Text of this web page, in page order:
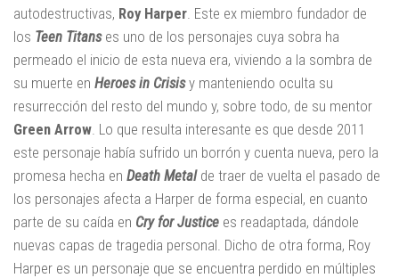
autodestructivas, Roy Harper . Este ex miembro fundador de
los Teen Titanses uno de los personajes cuya sobra ha
permeado el inicio de esta nueva era, viviendo a la sombra de
su muerte en Heroes in Crisisy manteniendo oculta su
resurrección del resto del mundo y, sobre todo, de su mentor
Green Arrow . Lo que resulta interesante es que desde 2011
este personaje había sufrido un borrón y cuenta nueva, pero la
promesa hecha en Death Metalde traer de vuelta el pasado de
los personajes afecta a Harper de forma especial, en cuanto
parte de su caída en Cry for Justice es readaptada, dándole
nuevas capas de tragedia personal. Dicho de otra forma, Roy
Harper es un personaje que se encuentra perdido en múltiples